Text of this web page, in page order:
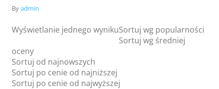
Sklep
Blog
Byadmin
Wyświetlanie jednego wynikuSortuj wg popularności
Sortuj wg średniej
oceny
Sortuj od najnowszych
Sortuj po cenie od najniższej
Sortuj po cenie od najwyższej